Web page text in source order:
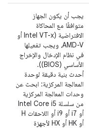
يجب أن يكون الجهاز
متوافقًا مع المحاكاة
الافتراضية (Intel VT-x أو
AMD-V، ويجب تفعيلها
في نظام الإدخال والإخراج
الأساسي (BIOS)).
أحدث بنية دقيقة لوحدة
المعالجة المركزية: ابحث عن
وحدات المعالجة المركزية
من سلسلة Intel Core i5
أو i7 أو i9 أو اللاحقات H
أو HK أو HX لأجهزة